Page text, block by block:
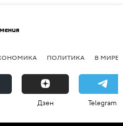
ПОЛИТИКА В МИРЕ
Дзен Telegram